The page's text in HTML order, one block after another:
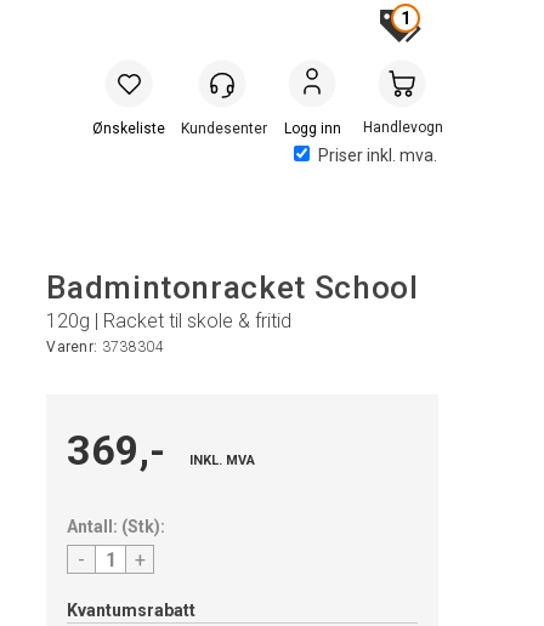
Priser inkl. mva.
Logg inn Handlevogn
1
Badmintonracket School
120g | Racket til skole & fritid
Varenr: 3738304
369,- INKL. MVA
Antall: (Stk):
- +
Kvantumsrabatt